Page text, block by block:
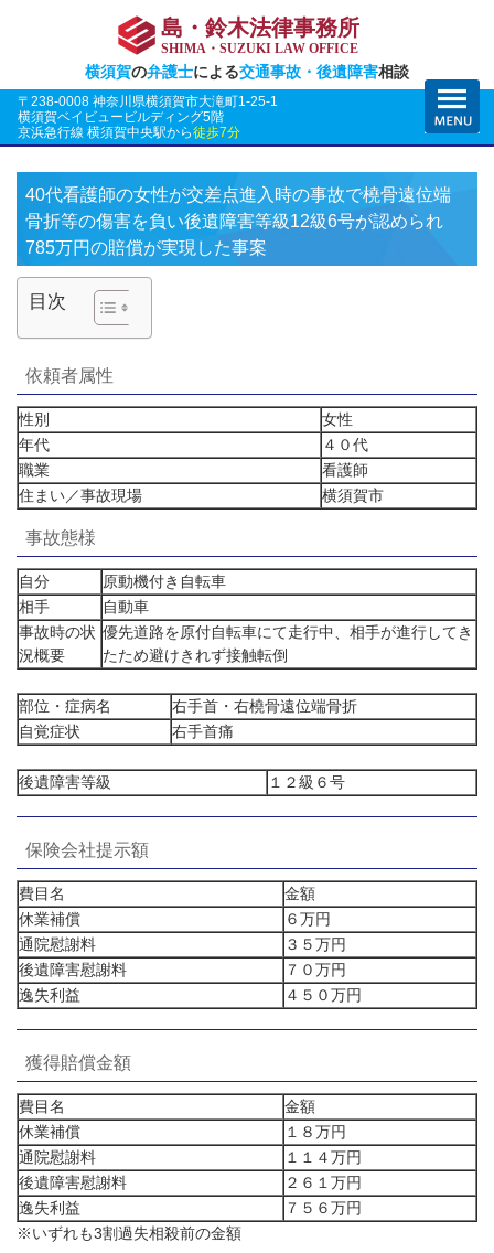
島・鈴木法律事務所
SHIMA・SUZUKI LAW OFFICE
横須賀の弁護士による交通事故・後遺障害相談
〒238-0008 神奈川県横須賀市大滝町1-25-1
横須賀ベイビュービルディング5階
京浜急行線 横須賀中央駅から徒歩7分
40代看護師の女性が交差点進入時の事故で橈骨遠位端
骨折等の傷害を負い後遺障害等級12級6号が認められ
785万円の賠償が実現した事案
目次
依頼者属性
性別
女性
年代
４０代
職業
看護師
住まい／事故現場
横須賀市
事故態様
自分
原動機付き自転車
相手
自動車
事故時の状
況概要
優先道路を原付自転車にて走行中、相手が進行してき
たため避けきれず接触転倒
部位・症病名
右手首・右橈骨遠位端骨折
自覚症状
右手首痛
後遺障害等級 １２級６号
保険会社提示額
費目名
金額
休業補償
６万円
通院慰謝料
３５万円
後遺障害慰謝料
７０万円
逸失利益
４５０万円
獲得賠償金額
費目名
金額
休業補償
１８万円
通院慰謝料
１１４万円
後遺障害慰謝料
２６１万円
逸失利益
７５６万円
※いずれも3割過失相殺前の金額